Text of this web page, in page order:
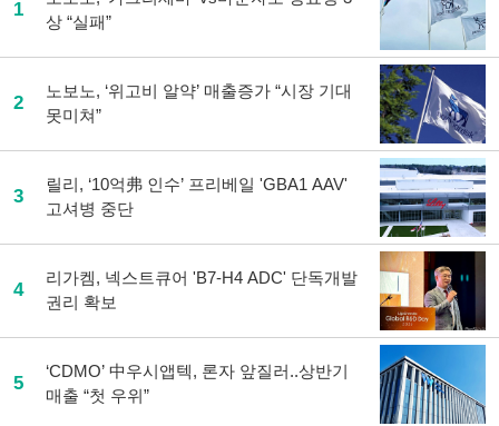
1
상 “실패”
2
노보노, ‘위고비 알약’ 매출증가 “시장 기대
못미쳐”
3
릴리, ‘10억弗 인수’ 프리베일 'GBA1 AAV'
고셔병 중단
4
리가켐, 넥스트큐어 'B7-H4 ADC' 단독개발
권리 확보
5
‘CDMO’ 中우시앱텍, 론자 앞질러..상반기
매출 “첫 우위”